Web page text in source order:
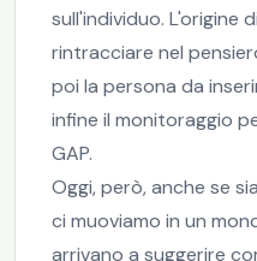
sull'individuo. L'origine
rintracciare nel
poi la persona da
infine il monitoraggio
GAP.
Oggi, però, anche se
ci muoviamo in un
arrivano a suggerire